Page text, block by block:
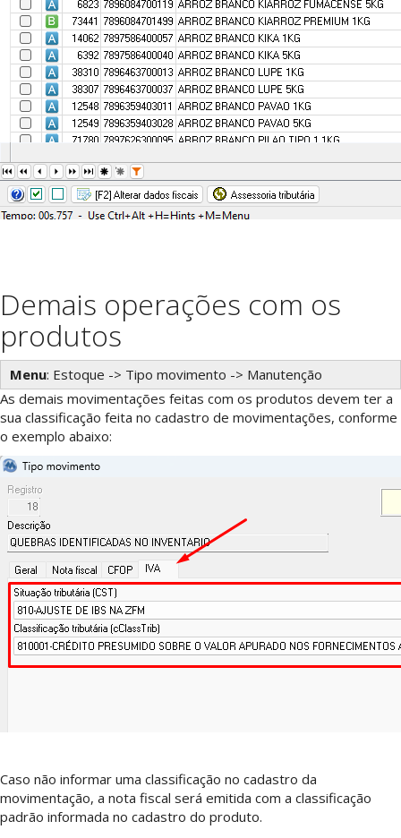
Demais operações com os
produtos
Menu: Estoque -> Tipo movimento -> Manutenção
As demais movimentações feitas com os produtos devem ter a
sua classificação feita no cadastro de movimentações, conforme
o exemplo abaixo:
Caso não informar uma classificação no cadastro da
movimentação, a nota fiscal será emitida com a classificação
padrão informada no cadastro do produto.